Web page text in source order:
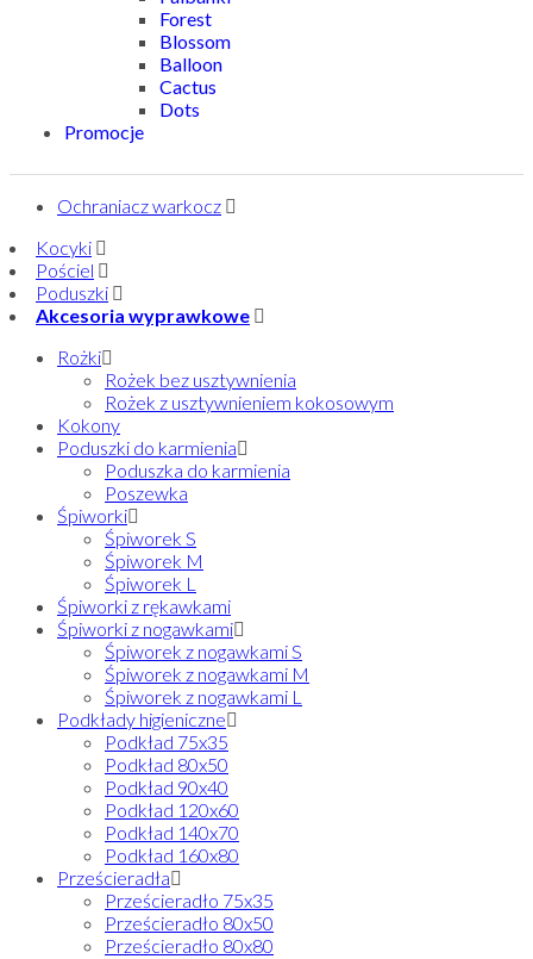
Forest
Blossom
Balloon
Cactus
Dots
Promocje
Ochraniacz warkocz
Kocyki
Pościel
Poduszki
Akcesoria wyprawkowe
Rożki
Rożek bez usztywnienia
Rożek z usztywnieniem kokosowym
Kokony
Poduszki do karmienia
Poduszka do karmienia
Poszewka
Śpiworki
Śpiworek S
Śpiworek M
Śpiworek L
Śpiworki z rękawkami
Śpiworki z nogawkami
Śpiworek z nogawkami S
Śpiworek z nogawkami M
Śpiworek z nogawkami L
Podkłady higieniczne
Podkład 75x35
Podkład 80x50
Podkład 90x40
Podkład 120x60
Podkład 140x70
Podkład 160x80
Prześcieradła
Prześcieradło 75x35
Prześcieradło 80x50
Prześcieradło 80x80